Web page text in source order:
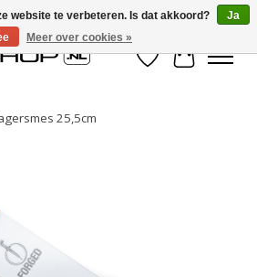
Verlanglijst
25,5cm
website te verbeteren. Is dat akkoord?
Ja
Meer over cookies »